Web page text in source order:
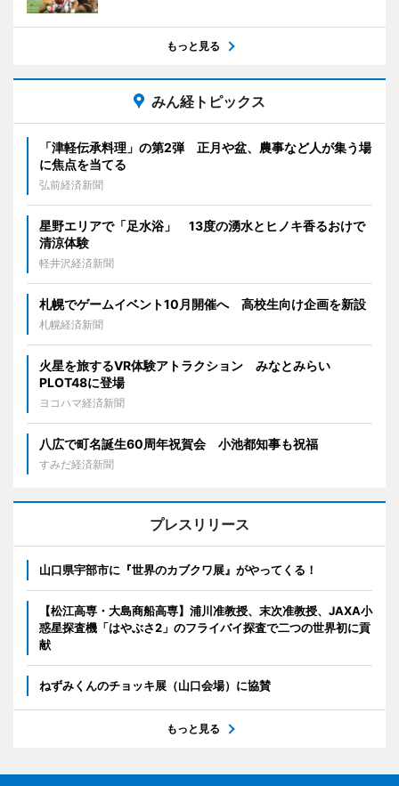
もっと見る
みん経トピックス
「津軽伝承料理」の第2弾 正月や盆、農事など人が集う場
に焦点を当てる
弘前経済新聞
星野エリアで「足水浴」 13度の湧水とヒノキ香るおけで
清涼体験
軽井沢経済新聞
札幌でゲームイベント10月開催へ 高校生向け企画を新設
札幌経済新聞
火星を旅するVR体験アトラクション みなとみらい
PLOT48に登場
ヨコハマ経済新聞
八広で町名誕生60周年祝賀会 小池都知事も祝福
すみだ経済新聞
プレスリリース
山口県宇部市に『世界のカブクワ展』がやってくる！
【松江高専・大島商船高専】浦川准教授、末次准教授、JAXA小
惑星探査機「はやぶさ2」のフライバイ探査で二つの世界初に貢
献
ねずみくんのチョッキ展（山口会場）に協賛
もっと見る